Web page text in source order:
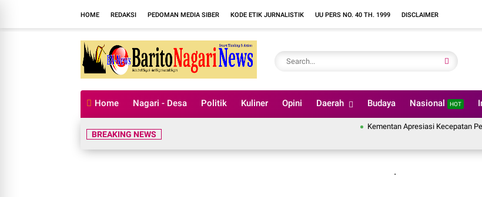
HOME REDAKSI PEDOMAN MEDIA SIBER KODE ETIK JURNALISTIK UU PERS NO. 40 TH. 1999 DISCLAIMER
Home Nagari - Desa Politik Kuliner Opini Daerah Budaya Nasional HOT
BREAKING NEWS
Kementan Apresiasi Kecepatan
.